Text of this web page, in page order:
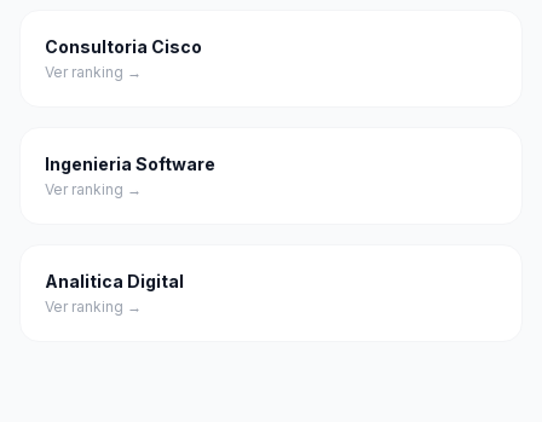
Consultoria Cisco
Ver ranking →
Ingenieria Software
Ver ranking →
Analitica Digital
Ver ranking →